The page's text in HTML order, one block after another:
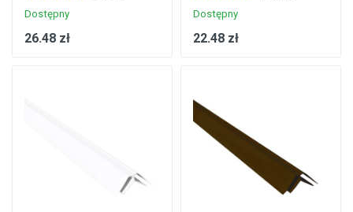
Dostępny
26.48 zł
Dostępny
22.48 zł